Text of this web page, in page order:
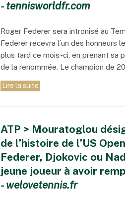
- tennisworldfr.com
Roger Federer sera intronisé au
Federer recevra l´un des honneurs
plus tard ce mois-ci, en prenant sa
de la renommée. Le champion de
Lire la suite
ATP > Mouratoglou
de l’histoire de l’US
Federer, Djokovic ou
jeune joueur à avoir
- welovetennis.fr